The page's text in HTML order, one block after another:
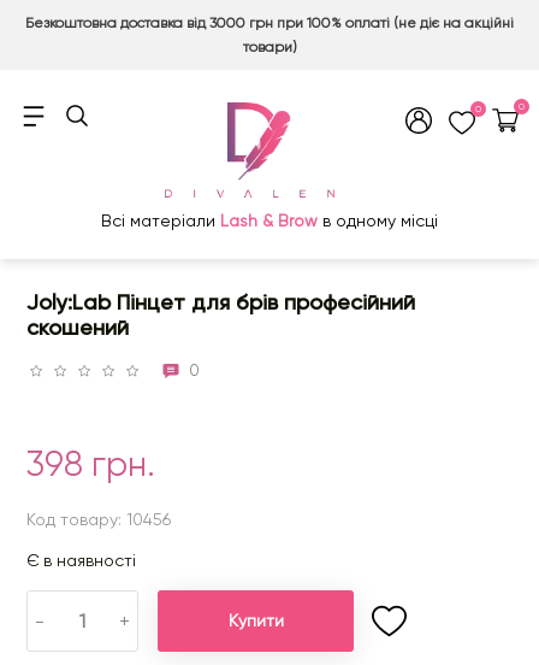
Безкоштовна доставка від 3000 грн при 100% оплаті (не діє на акційні
товари)
0 0
Всі матеріали Lash & Brow в одному місці
Joly:Lab Пінцет для брів професійний
скошений
0
398 грн.
Код товару: 10456
Є в наявності
- + Купити